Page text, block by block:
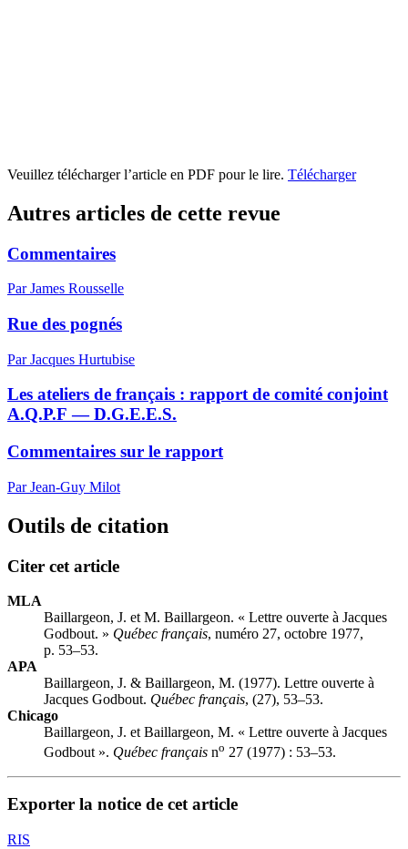
Veuillez télécharger l’article en PDF pour le lire. Télécharger
Autres articles de cette revue
Commentaires
Par James Rousselle
Rue des pognés
Par Jacques Hurtubise
Les ateliers de français : rapport de comité conjoint
A.Q.P.F — D.G.E.E.S.
Commentaires sur le rapport
Par Jean-Guy Milot
Outils de citation
Citer cet article
MLA
Baillargeon, J. et M. Baillargeon. « Lettre ouverte à Jacques
Godbout. » Québec français, numéro 27, octobre 1977,
p. 53–53.
APA
Baillargeon, J. & Baillargeon, M. (1977). Lettre ouverte à
Jacques Godbout. Québec français, (27), 53–53.
Chicago
Baillargeon, J. et Baillargeon, M. « Lettre ouverte à Jacques
Godbout ». Québec français no 27 (1977) : 53–53.
Exporter la notice de cet article
RIS